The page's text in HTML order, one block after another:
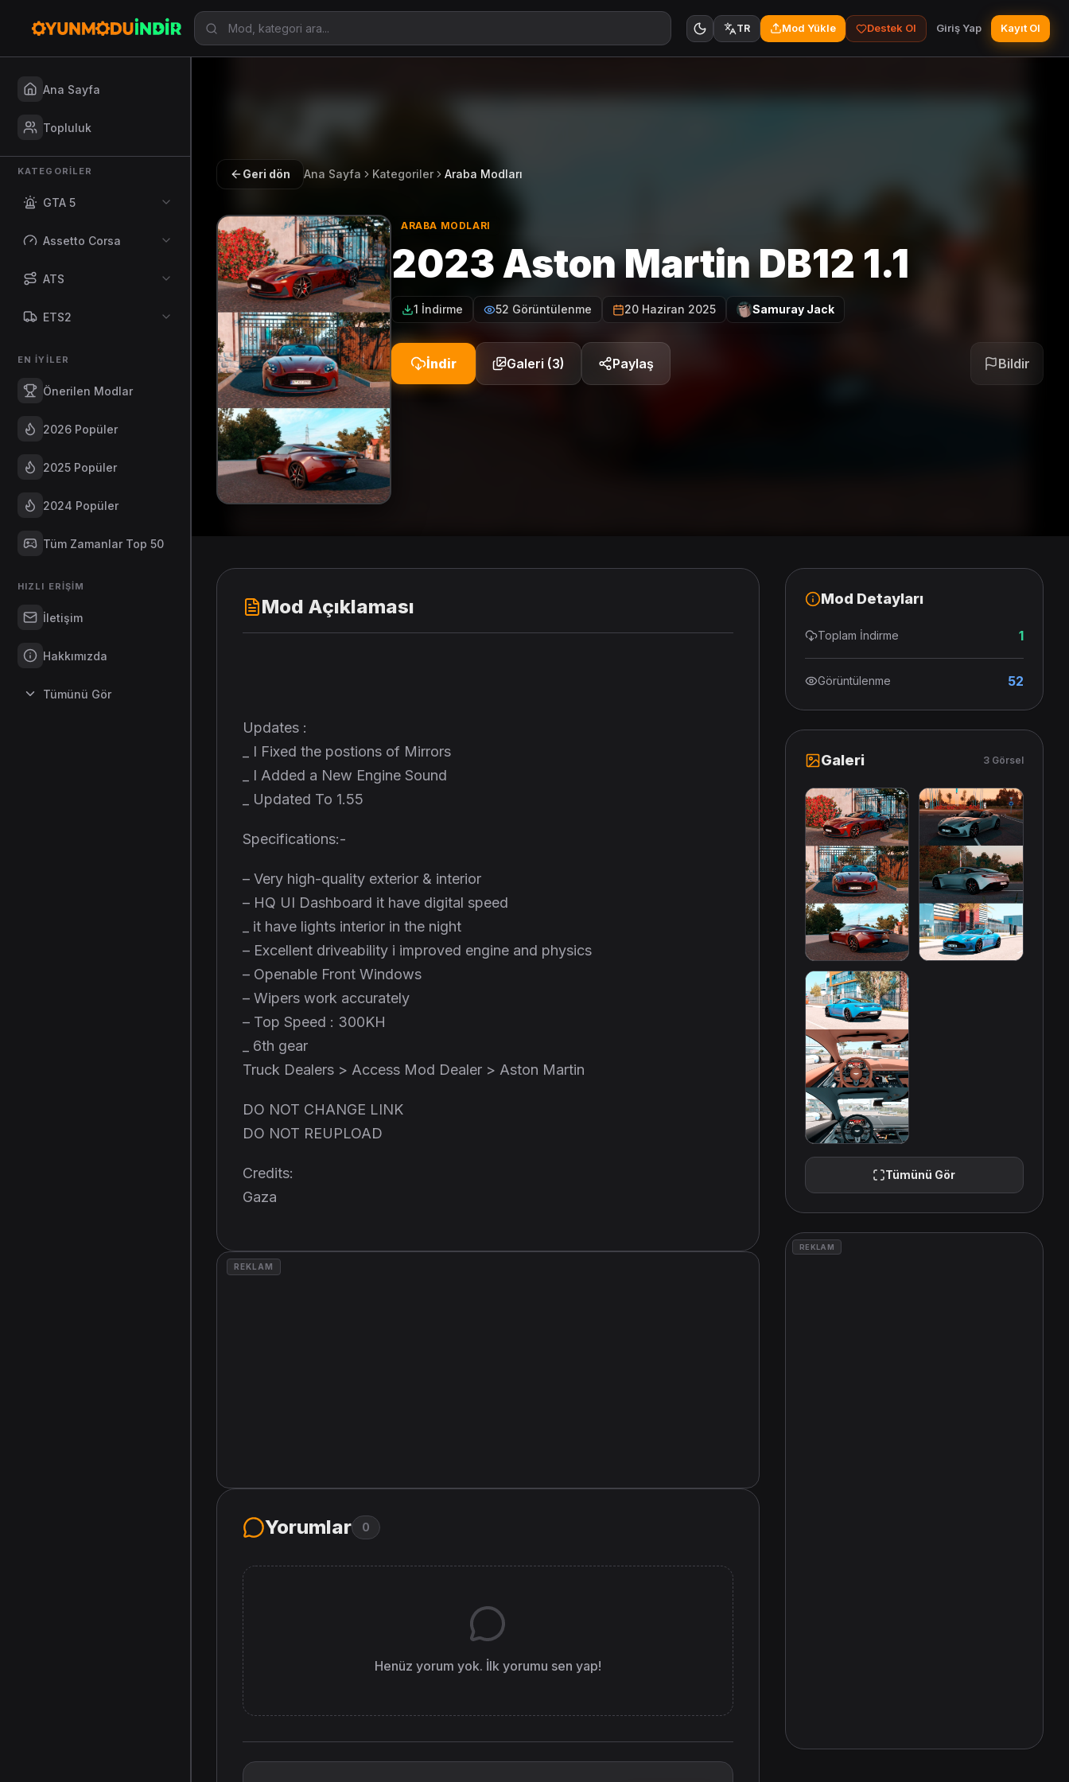
TR Mod Yükle Destek Ol Giriş Yap Kayıt Ol
Ana Sayfa
Topluluk
KATEGORILER
GTA 5
Assetto Corsa
ATS
ETS2
EN İYILER
Önerilen Modlar
2026 Popüler
2025 Popüler
2024 Popüler
Tüm Zamanlar Top 50
HIZLI ERIŞIM
İletişim
Hakkımızda
Tümünü Gör
Geri dön Ana Sayfa Kategoriler Araba Modları
ARABA MODLARI
2023 Aston Martin DB12 1.1
1 İndirme 52 Görüntülenme 20 Haziran 2025 Samuray Jack
İndir Galeri (3) Paylaş Bildir
Mod Açıklaması
Updates :
_ I Fixed the postions of Mirrors
_ I Added a New Engine Sound
_ Updated To 1.55
Specifications:-
– Very high-quality exterior & interior
– HQ UI Dashboard it have digital speed
_ it have lights interior in the night
– Excellent driveability i improved engine and physics
– Openable Front Windows
– Wipers work accurately
– Top Speed : 300KH
_ 6th gear
Truck Dealers > Access Mod Dealer > Aston Martin
DO NOT CHANGE LINK
DO NOT REUPLOAD
Credits:
Gaza
REKLAM
Yorumlar 0
Henüz yorum yok. İlk yorumu sen yap!
Mod Detayları
Toplam İndirme 1
Görüntülenme 52
Galeri 3 Görsel
Tümünü Gör
REKLAM